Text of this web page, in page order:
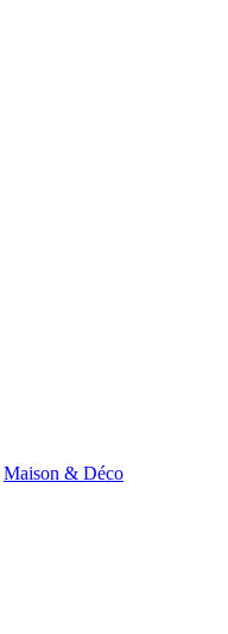
Maison & Déco